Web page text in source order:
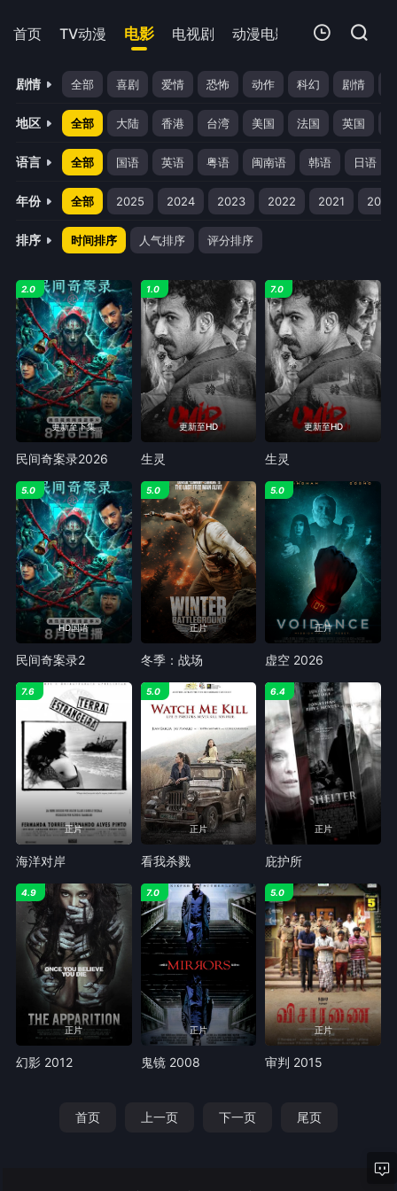
首页 TV动漫 电影 电视剧 动漫电影 短剧 今日
我的观影记录
暂无观看影片的记录
剧情 全部 喜剧 爱情 恐怖 动作 科幻 剧情
地区 全部 大陆 香港 台湾 美国 法国 英国
语言 全部 国语 英语 粤语 闽南语 韩语 日语
年份 全部 2025 2024 2023 2022 2021 2020
排序 时间排序 人气排序 评分排序
更新至下集
2.0
民间奇案录2026
更新至HD
1.0
生灵
更新至HD
7.0
生灵
HD国语
5.0
民间奇案录2
正片
5.0
冬季：战场
正片
5.0
虚空 2026
正片
7.6
海洋对岸
正片
5.0
看我杀戮
正片
6.4
庇护所
正片
4.9
幻影 2012
正片
7.0
鬼镜 2008
正片
5.0
审判 2015
首页 上一页 下一页 尾页